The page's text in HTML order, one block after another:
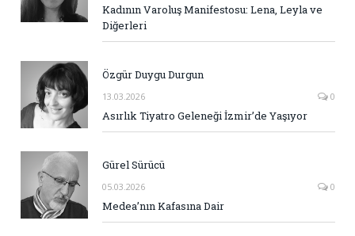
Kadının Varoluş Manifestosu: Lena, Leyla ve
Diğerleri
Özgür Duygu Durgun
13.03.2026 0
Asırlık Tiyatro Geleneği İzmir’de Yaşıyor
Gürel Sürücü
05.03.2026 0
Medea’nın Kafasına Dair